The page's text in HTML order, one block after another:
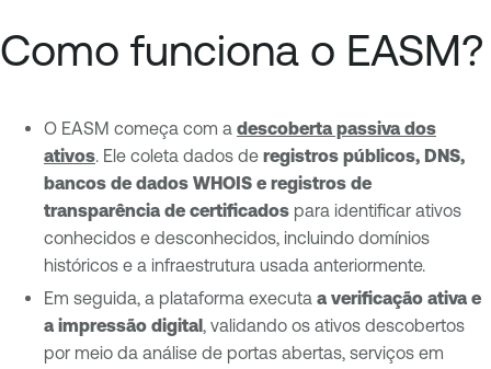
Como funciona o EASM?
O EASM começa com a descoberta passiva dos
ativos. Ele coleta dados de registros públicos, DNS,
bancos de dados WHOIS e registros de
transparência de certificados para identificar ativos
conhecidos e desconhecidos, incluindo domínios
históricos e a infraestrutura usada anteriormente.
Em seguida, a plataforma executa a verificação ativa e
a impressão digital, validando os ativos descobertos
por meio da análise de portas abertas, serviços em